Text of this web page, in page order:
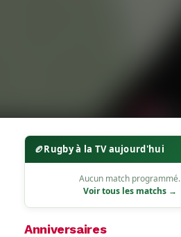
🏉Rugby à la TV aujourd'hui
Aucun match programmé.
Voir tous les matchs →
Anniversaires